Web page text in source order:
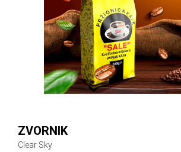
ZVORNIK
Clear Sky